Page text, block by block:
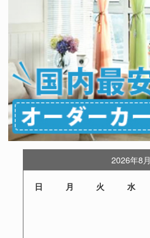
2026年8月
日 月 火 水